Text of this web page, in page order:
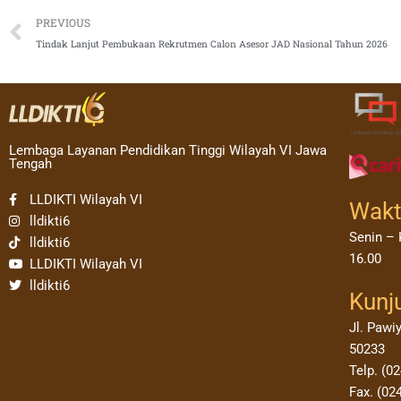
Prev
PREVIOUS
Tindak Lanjut Pembukaan Rekrutmen Calon Asesor JAD Nasional Tahun 2026
Lembaga Layanan Pendidikan Tinggi Wilayah VI Jawa
Tengah
LLDIKTI Wilayah VI
lldikti6
lldikti6
LLDIKTI Wilayah VI
lldikti6
Senin –
16.00
Jl.
50233
Telp.
Fax.